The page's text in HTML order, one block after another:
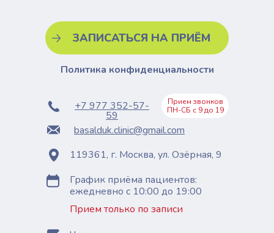
ЗАПИСАТЬСЯ НА ПРИЁМ
+7 977 352-57-
59
basalduk.clinic@gmail.com
119361, г. Москва, ул. Озёрная, 9
График приёма пациентов:
ежедневно с 10:00 до 19:00
Прием только по записи
Политика конфиденциальности
Прием звонков
ПН-СБ с 9 до 19